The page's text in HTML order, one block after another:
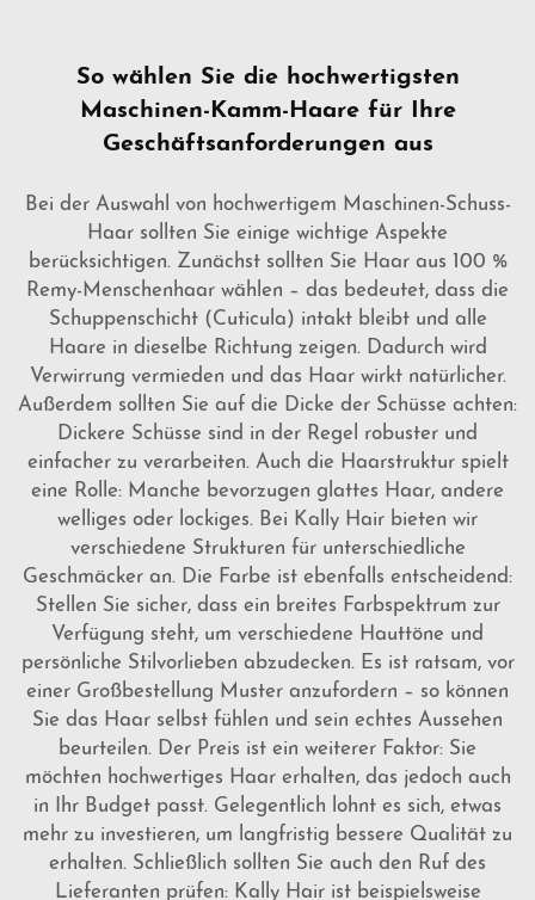
So wählen Sie die hochwertigsten
Maschinen-Kamm-Haare für Ihre
Geschäftsanforderungen aus
Bei der Auswahl von hochwertigem Maschinen-Schuss-
Haar sollten Sie einige wichtige Aspekte
berücksichtigen. Zunächst sollten Sie Haar aus 100 %
Remy-Menschenhaar wählen – das bedeutet, dass die
Schuppenschicht (Cuticula) intakt bleibt und alle
Haare in dieselbe Richtung zeigen. Dadurch wird
Verwirrung vermieden und das Haar wirkt natürlicher.
Außerdem sollten Sie auf die Dicke der Schüsse achten:
Dickere Schüsse sind in der Regel robuster und
einfacher zu verarbeiten. Auch die Haarstruktur spielt
eine Rolle: Manche bevorzugen glattes Haar, andere
welliges oder lockiges. Bei Kally Hair bieten wir
verschiedene Strukturen für unterschiedliche
Geschmäcker an. Die Farbe ist ebenfalls entscheidend:
Stellen Sie sicher, dass ein breites Farbspektrum zur
Verfügung steht, um verschiedene Hauttöne und
persönliche Stilvorlieben abzudecken. Es ist ratsam, vor
einer Großbestellung Muster anzufordern – so können
Sie das Haar selbst fühlen und sein echtes Aussehen
beurteilen. Der Preis ist ein weiterer Faktor: Sie
möchten hochwertiges Haar erhalten, das jedoch auch
in Ihr Budget passt. Gelegentlich lohnt es sich, etwas
mehr zu investieren, um langfristig bessere Qualität zu
erhalten. Schließlich sollten Sie auch den Ruf des
Lieferanten prüfen: Kally Hair ist beispielsweise